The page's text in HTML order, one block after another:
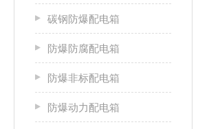
碳钢防爆配电箱
防爆防腐配电箱
防爆非标配电箱
防爆动力配电箱